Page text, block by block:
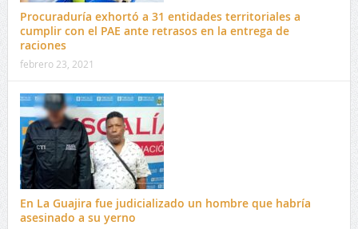
Procuraduría exhortó a 31 entidades territoriales a
cumplir con el PAE ante retrasos en la entrega de
raciones
febrero 23, 2021
En La Guajira fue judicializado un hombre que habría
asesinado a su yerno